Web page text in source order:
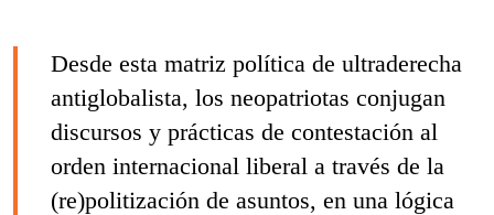
Desde esta matriz política de ultraderecha
antiglobalista, los neopatriotas conjugan
discursos y prácticas de contestación al
orden internacional liberal a través de la
(re)politización de asuntos, en una lógica